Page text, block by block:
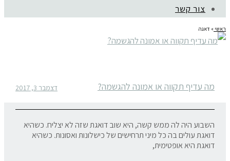
צור קשר
ראשי » דאגה
מה עדיף תקווה או אמונה להגשמה? דצמבר 3, 2017
השבוע היה לה ממש קשה, היא שוב דואגת שזה לא יצליח. כשהיא
דואגת עולים בה כל מיני תרחישים של כישלונות ואסונות. כשהיא
דואגת היא אופטימית,